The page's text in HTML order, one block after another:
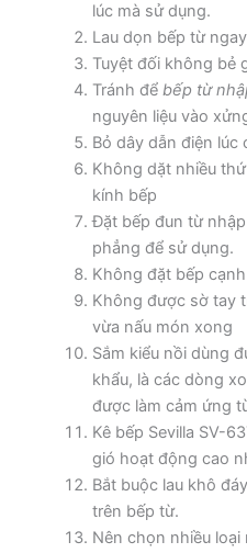
lúc mà sử dụng.
Lau dọn bếp từ
Tuyệt đối không bẻ
Tránh để bếp từ
nguyên liệu vào
Bỏ dây dẫn điện lúc
Không dặt nhiều
kính bếp
Đặt bếp đun từ
phẳng để sử dụng.
Không đặt bếp
Không được sờ tay
vừa nấu món xong
Sắm kiểu nồi dùng
khẩu, là các dòng
được làm cảm ứng
Kê bếp Sevilla SV-
gió hoạt động cao
Bắt buộc lau khô
trên bếp từ.
Nên chọn nhiều